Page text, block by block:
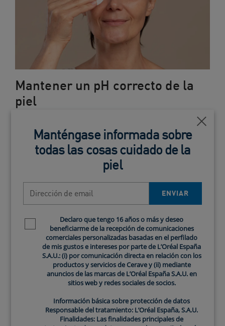
Mantener un pH correcto de la
piel
para prevenir problemas cutáneos. Aquí hay algunas
recomendaciones que pueden ayudar:
Utilizar limpiadores suaves y específicos
barrera cutánea.
puedan desestabilizar el manto ácido de la
piel. Revisa las etiquetas y elige productos con
un pH que se encuentre dentro del rango ácido
(entre 4.5 y 5.5).
Hidratar adecuadamente la piel con
productos que ayuden a mantener la
Incorporar tónicos equilibrantesque
ayuden a restaurar y equilibrar el pH tras la
Cerca
Manténgase informada sobre
todas las cosas cuidado de la
piel
ENVIAR
Newsletter policyDeclaro que tengo 16 años o más y deseo
beneficiarme de la recepción de comunicaciones
comerciales personalizadas basadas en el perfilado
de mis gustos e intereses por parte de L’Oréal España
S.A.U.: (i) por comunicación directa en relación con los
productos y servicios de Cerave y (ii) mediante
anuncios de las marcas de L’Oréal España S.A.U. en
sitios web y redes sociales de socios.
Información básica sobre protección de datos
Responsable del tratamiento: L’Oréal España, S.A.U.
Finalidades: Las finalidades principales de